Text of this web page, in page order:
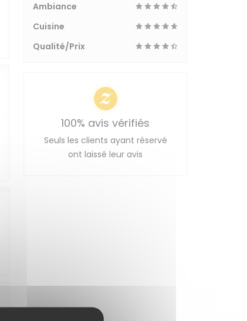
Ambiance
Cuisine
Qualité/Prix
100% avis vérifiés
Seuls les clients ayant réservé
ont laissé leur avis